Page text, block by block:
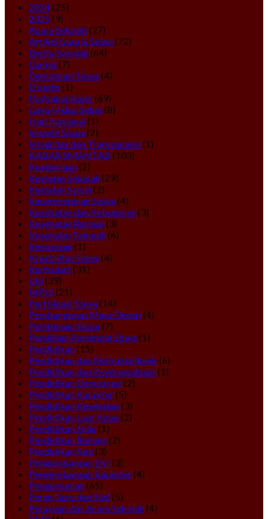
2024(25)
2025(9)
Acara Sekolah(27)
Artikel Guru & Siswa(72)
Berita Sekolah(64)
Daring(7)
Demokrasi Siswa(4)
Disiplin(1)
Ekstrakurikuler(69)
Gaya Hidup Sehat(8)
Hari Nasional(1)
Inisiatif Siswa(2)
Integritas dan Transparansi(1)
KABAR SMANTAB (103)
Keagamaan(2)
Kegiatan Sekolah(29)
Kegiatan Sosial(2)
Kepemimpinan Siswa(4)
Kesehatan dan Kebugaran(3)
Kesehatan Remaja(3)
Kesehatan Sekolah(6)
Kesiswaan(1)
Kreativitas Siswa(4)
Kurikulum(31)
Lini(39)
MPLS (21)
Partisipasi Siswa(14)
Pembangunan Masa Depan(4)
Pembinaan Siswa(7)
Pemilihan Pemimpin Siswa(1)
Pendidikan(15)
Pendidikan dan Ekstrakurikuler(6)
Pendidikan dan Kewirausahaan(1)
Pendidikan Demokrasi(2)
Pendidikan Karakter(5)
Pendidikan Kesehatan(3)
Pendidikan Luar Kelas (2)
Pendidikan Nilai(1)
Pendidikan Remaja(2)
Pendidikan Seni(3)
Pengembangan Diri(3)
Pengembangan Karakter(4)
Pengumuman(65)
Peran Guru dan Staf(5)
Perayaan dan Acara Sekolah(4)